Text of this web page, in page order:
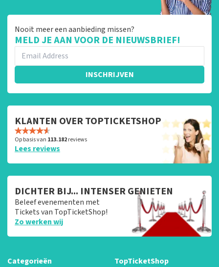
Nooit meer een aanbieding missen?
MELD JE AAN VOOR DE NIEUWSBRIEF!
INSCHRIJVEN
KLANTEN OVER TOPTICKETSHOP
Op basis van 113.182reviews
Lees reviews
DICHTER BIJ... INTENSER GENIETEN
Beleef evenementen met
Tickets van TopTicketShop!
Zo werken wij
Categorieën
TopTicketShop